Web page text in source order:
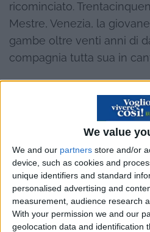
We value
We and our partners store and/or
device, such as cookies and
unique identifiers and standard
personalised advertising and
measurement, audience research
With your permission we and our
geolocation data and identification
ricominciato.
Mestre, Venezia, la
gambe oltre venti anni di
compagnia tutta sua in
Federica ha costruito la
internazionale un passo
palcoscenici di New York
passando per i video
Dragons e Tiziano Ferro.
contemporaneo, hip hop,
vive da ormai 4 anni a Los
nel mondo dello